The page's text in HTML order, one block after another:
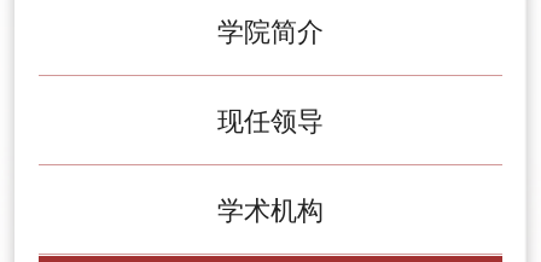
学院简介
现任领导
学术机构